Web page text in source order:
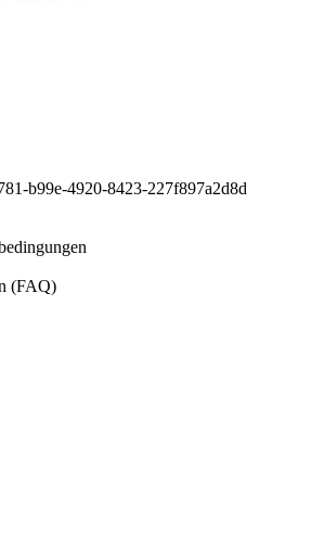
b99e-4920-8423-227f897a2d8d
(FAQ)